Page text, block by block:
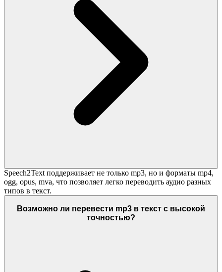
Speech2Text поддерживает не только mp3, но и форматы mp4,
ogg, opus, mva, что позволяет легко переводить аудио разных
типов в текст.
Возможно ли перевести mp3 в текст с высокой
точностью?